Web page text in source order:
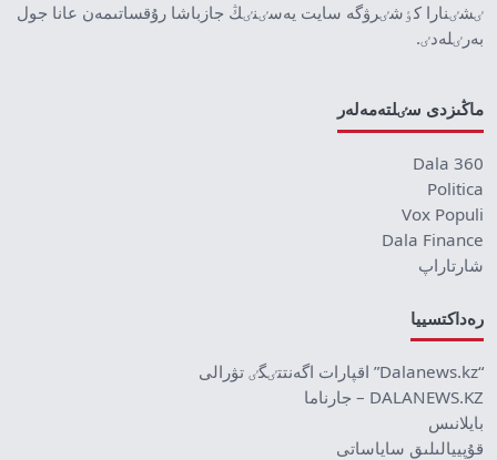
ٸشٸنارا كٶشٸرۋگە سايت يەسٸنٸڭ جازباشا رۇقساتىمەن عانا جول
بەرٸلەدٸ.
ماڭىزدى سٸلتەمەلەر
Dala 360
Politica
Vox Populi
Dala Finance
شارتاراپ
رەداكتسييا
“Dalanews.kz” اقپارات اگەنتتٸگٸ تۋرالى
DALANEWS.KZ – جارناما
بايلانىس
قۇپييالىلىق ساياساتى